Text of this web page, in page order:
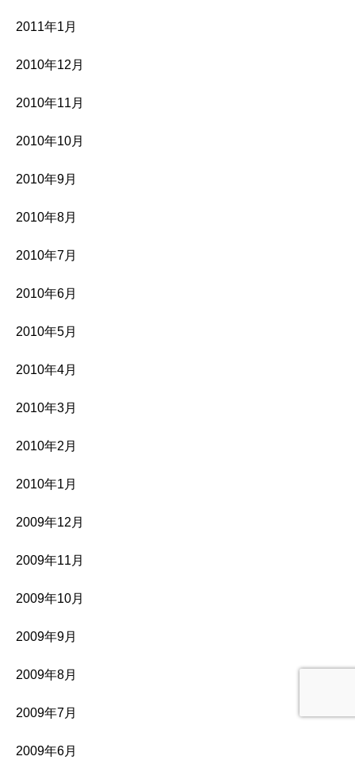
2011年1月
2010年12月
2010年11月
2010年10月
2010年9月
2010年8月
2010年7月
2010年6月
2010年5月
2010年4月
2010年3月
2010年2月
2010年1月
2009年12月
2009年11月
2009年10月
2009年9月
2009年8月
2009年7月
2009年6月